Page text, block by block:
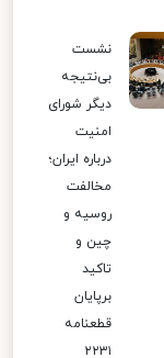
نشست
بی‌نتیجه
دیگر شورای
امنیت
درباره ایران؛
مخالفت
روسیه و
چین و
تاکید
برپایان
قطعنامه
۲۲۳۱